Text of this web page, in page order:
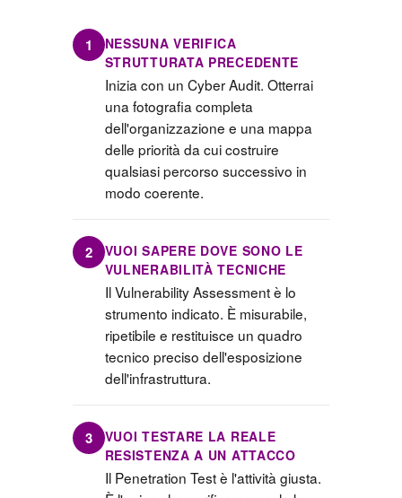
1
NESSUNA VERIFICA
STRUTTURATA PRECEDENTE
Inizia con un Cyber Audit. Otterrai
una fotografia completa
dell'organizzazione e una mappa
delle priorità da cui costruire
qualsiasi percorso successivo in
modo coerente.
2
VUOI SAPERE DOVE SONO LE
VULNERABILITÀ TECNICHE
Il Vulnerability Assessment è lo
strumento indicato. È misurabile,
ripetibile e restituisce un quadro
tecnico preciso dell'esposizione
dell'infrastruttura.
3
VUOI TESTARE LA REALE
RESISTENZA A UN ATTACCO
Il Penetration Test è l'attività giusta.